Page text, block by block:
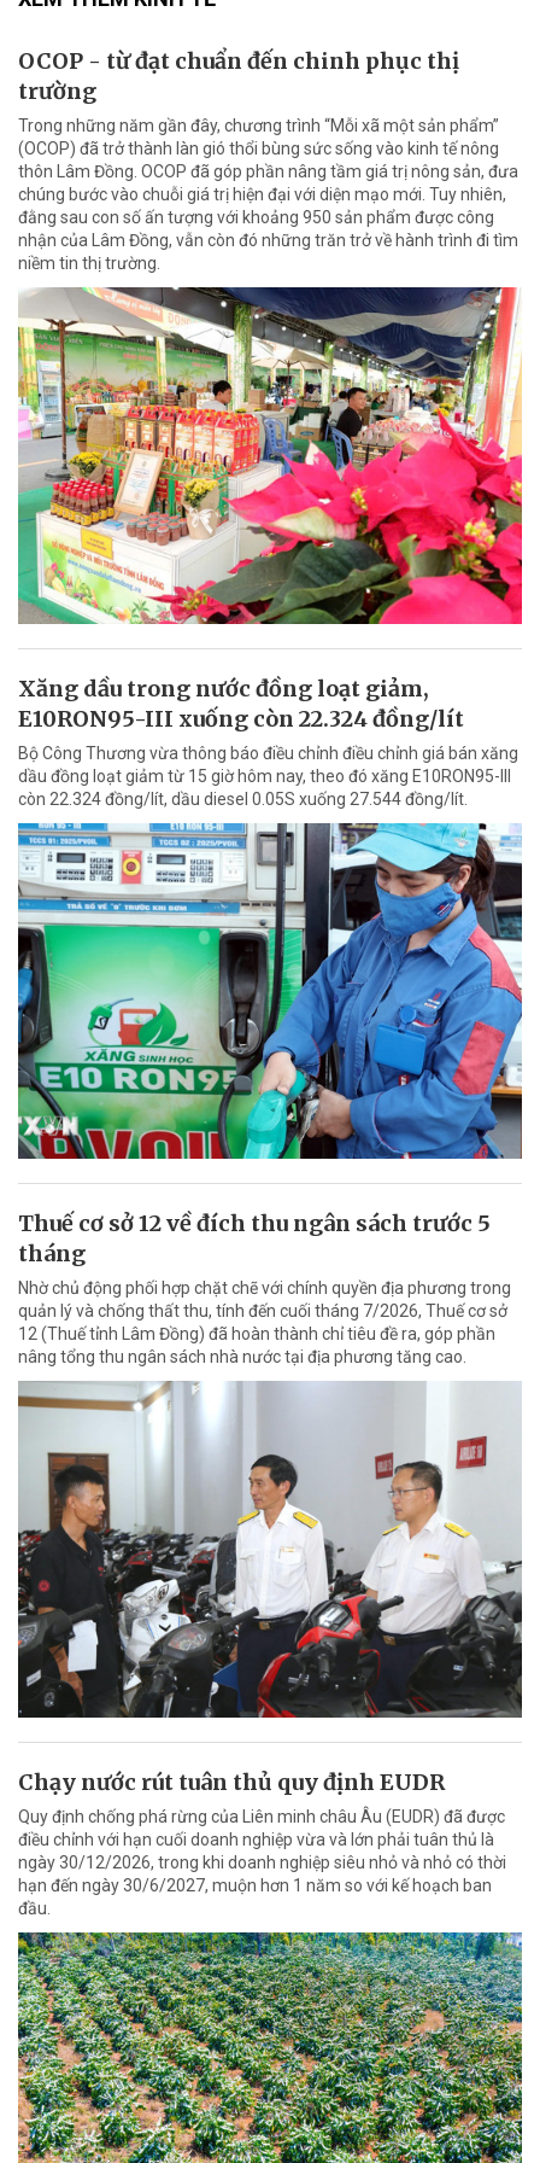
OCOP - từ đạt chuẩn đến chinh phục thị
trường
Trong những năm gần đây, chương trình “Mỗi xã một sản phẩm”
(OCOP) đã trở thành làn gió thổi bùng sức sống vào kinh tế nông
thôn Lâm Đồng. OCOP đã góp phần nâng tầm giá trị nông sản, đưa
chúng bước vào chuỗi giá trị hiện đại với diện mạo mới. Tuy nhiên,
đằng sau con số ấn tượng với khoảng 950 sản phẩm được công
nhận của Lâm Đồng, vẫn còn đó những trăn trở về hành trình đi tìm
niềm tin thị trường.
Xăng dầu trong nước đồng loạt giảm,
E10RON95-III xuống còn 22.324 đồng/lít
Bộ Công Thương vừa thông báo điều chỉnh điều chỉnh giá bán xăng
dầu đồng loạt giảm từ 15 giờ hôm nay, theo đó xăng E10RON95-III
còn 22.324 đồng/lít, dầu diesel 0.05S xuống 27.544 đồng/lít.
Thuế cơ sở 12 về đích thu ngân sách trước 5
tháng
Nhờ chủ động phối hợp chặt chẽ với chính quyền địa phương trong
quản lý và chống thất thu, tính đến cuối tháng 7/2026, Thuế cơ sở
12 (Thuế tỉnh Lâm Đồng) đã hoàn thành chỉ tiêu đề ra, góp phần
nâng tổng thu ngân sách nhà nước tại địa phương tăng cao.
Chạy nước rút tuân thủ quy định EUDR
Quy định chống phá rừng của Liên minh châu Âu (EUDR) đã được
điều chỉnh với hạn cuối doanh nghiệp vừa và lớn phải tuân thủ là
ngày 30/12/2026, trong khi doanh nghiệp siêu nhỏ và nhỏ có thời
hạn đến ngày 30/6/2027, muộn hơn 1 năm so với kế hoạch ban
đầu.